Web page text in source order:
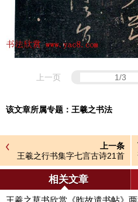
上一页
该文章所属专题： 王羲之书法
上一条
王羲之行书集字七言古诗21首
相关文章
王羲之草书欣赏《昨故遣书帖》